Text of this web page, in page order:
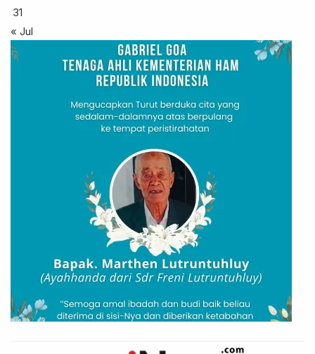
31
« Jul